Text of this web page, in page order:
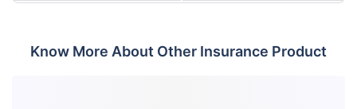
Know More About Other Insurance Product